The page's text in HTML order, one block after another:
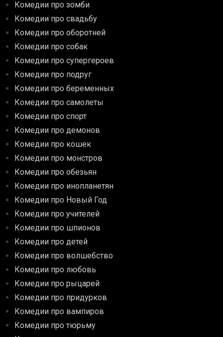
Комедии про зомби
Комедии про свадьбу
Комедии про оборотней
Комедии про собак
Комедии про супергероев
Комедии про подруг
Комедии про беременных
Комедии про самолеты
Комедии про спорт
Комедии про демонов
Комедии про кошек
Комедии про монстров
Комедии про обезьян
Комедии про инопланетян
Комедии про Новый Год
Комедии про учителей
Комедии про шпионов
Комедии про детей
Комедии про волшебство
Комедии про любовь
Комедии про рыцарей
Комедии про придурков
Комедии про вампиров
Комедии про тюрьму